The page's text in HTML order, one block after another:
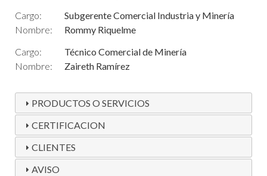
Cargo:
Subgerente Comercial Industria y Minería
Nombre:
Rommy Riquelme
Cargo:
Técnico Comercial de Minería
Nombre:
Zaireth Ramírez
PRODUCTOS O SERVICIOS
CERTIFICACION
CLIENTES
AVISO